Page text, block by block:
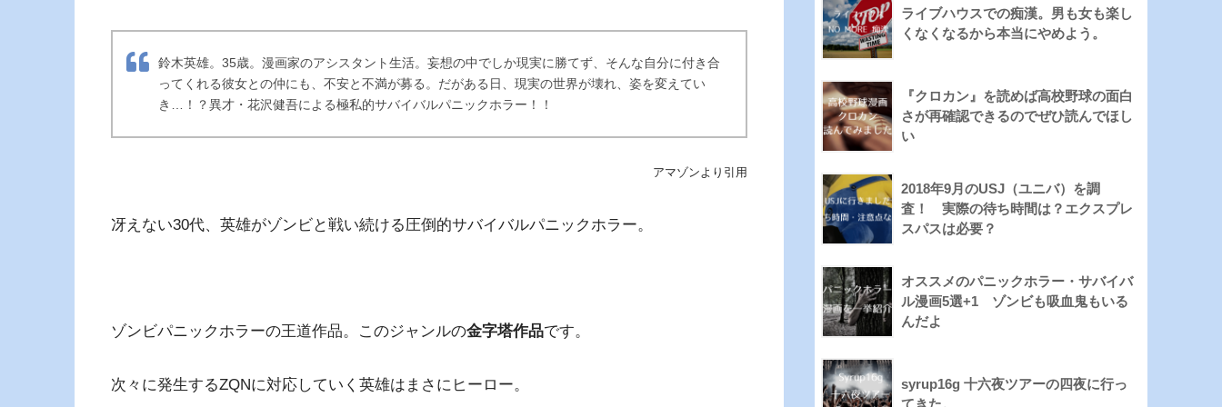
鈴木英雄。35歳。漫画家のアシスタント生活。妄想の中でしか現実に勝てず、そんな自分に付き合
ってくれる彼女との仲にも、不安と不満が募る。だがある日、現実の世界が壊れ、姿を変えてい
き…！？異才・花沢健吾による極私的サバイバルパニックホラー！！
アマゾンより引用
冴えない30代、英雄がゾンビと戦い続ける圧倒的サバイバルパニックホラー。
ゾンビパニックホラーの王道作品。このジャンルの金字塔作品です。
次々に発生するZQNに対応していく英雄はまさにヒーロー。
ライブハウスでの痴漢。男も女も楽し
くなくなるから本当にやめよう。
『クロカン』を読めば高校野球の面白
さが再確認できるのでぜひ読んでほし
い
2018年9月のUSJ（ユニバ）を調
査！ 実際の待ち時間は？エクスプレ
スパスは必要？
オススメのパニックホラー・サバイバ
ル漫画5選+1 ゾンビも吸血鬼もいる
んだよ
syrup16g 十六夜ツアーの四夜に行っ